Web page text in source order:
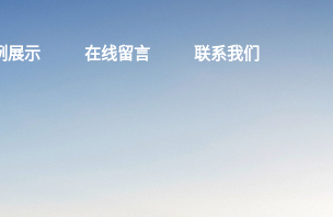
展示 在线留言 联系我们